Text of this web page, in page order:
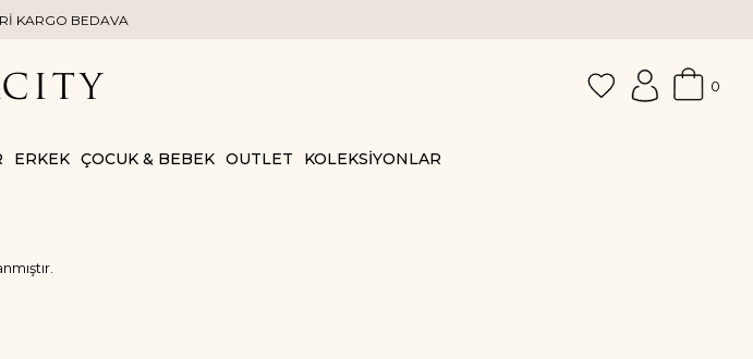
KARGO BEDAVA
0
ERKEK ÇOCUK & BEBEK OUTLET KOLEKSİYONLAR